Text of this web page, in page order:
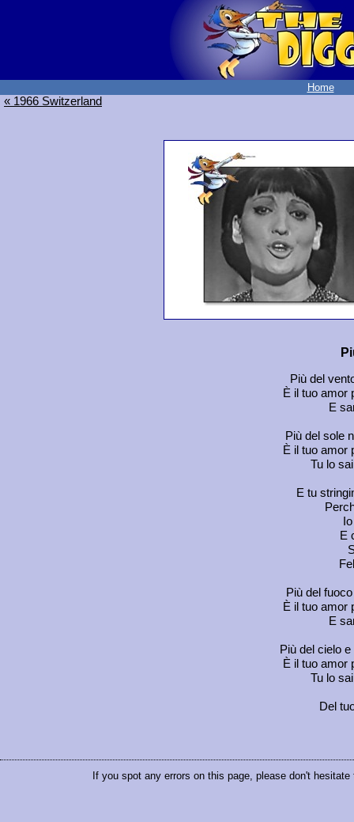
Home
« 1966 Switzerland
Più del
È il tuo amor
E
Più del sole
È il tuo amor
Tu lo
E tu
E
Più del
È il tuo amor
E
Più del cielo
È il tuo amor
Tu lo
Del
If you spot any errors on this page, please don't